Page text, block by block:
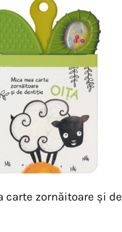
carte zornăitoare și de